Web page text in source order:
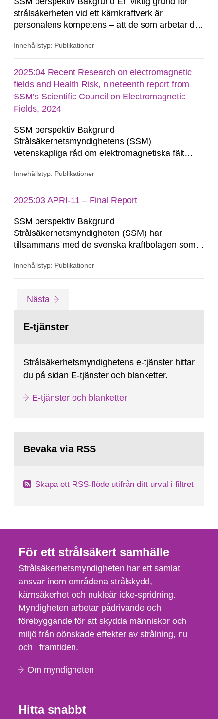
strålsäkerheten vid ett kärnkraftverk är
personalens kompetens – att de som arbetar där
händelse av ett missöde eller i värsta fall en
kompetens kan vara en utmaning när
anläggningarna...
Innehållstyp: Publikationer
2025:04 Recent Research on electromagnetic
fields and Health Risk, nineteenth report from
SSM’s Scientific Council on Electromagnetic
Fields, 2024
SSM perspektiv Bakgrund
Strålsäkerhetsmyndighetens (SSM)
vetenskapliga råd om elektromagnetiska fält
vid exponering för elektromagnetiska fält och ger
hälsorisker. Rådet ger vägledning när
Innehållstyp: Publikationer
2025:03 APRI-11 – Final Report
SSM perspektiv Bakgrund
Strålsäkerhetsmyndigheten (SSM) har
tillsammans med de svenska kraftbolagen som
av 1990-talet finansiellt stöttat forskning inom
finansieringen inleddes efter installationen av de
Innehållstyp: Publikationer
Nästa sida
E-tjänster
Strålsäkerhetsmyndighetens e-tjänster hittar
du på sidan E-tjänster och blanketter.
E-tjänster och blanketter
Bevaka via RSS
Skapa ett RSS-flöde utifrån ditt urval i filtret
För ett strålsäkert samhälle
Strålsäkerhetsmyndigheten har ett samlat
ansvar inom områdena strålskydd,
kärnsäkerhet och nukleär icke-spridning.
Myndigheten arbetar pådrivande och
förebyggande för att skydda människor och
miljö från oönskade effekter av strålning, nu
och i framtiden.
Om myndigheten
Hitta snabbt